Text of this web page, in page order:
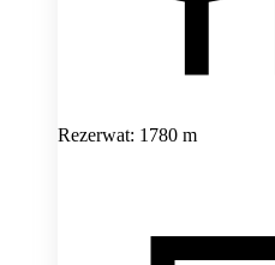
Rezerwat: 1780 m